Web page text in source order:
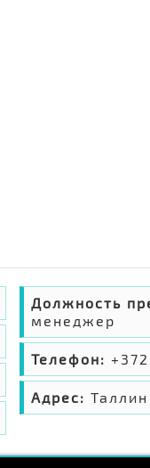
Должность
менеджер
Телефон:
Адрес: Таллин